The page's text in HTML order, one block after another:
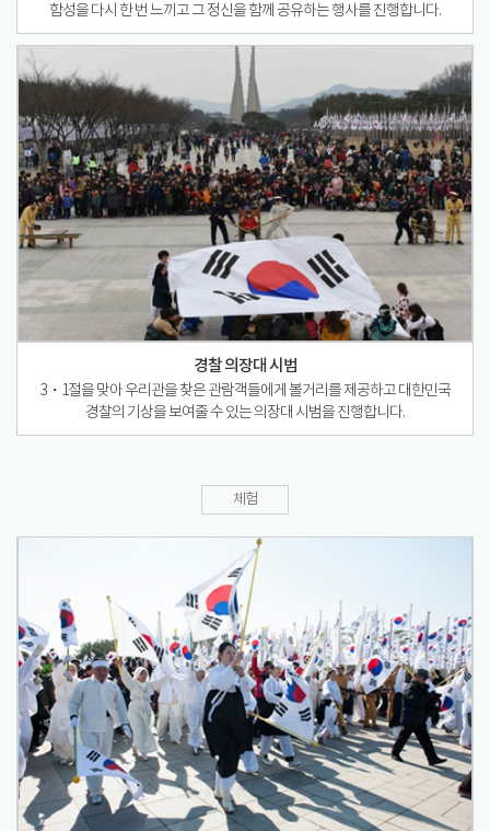
함성을 다시 한 번 느끼고 그 정신을 함께 공유하는 행사를 진행합니다.
경찰 의장대 시범
3・1절을 맞아 우리관을 찾은 관람객들에게 볼거리를 제공하고 대한민국
경찰의 기상을 보여줄 수 있는 의장대 시범을 진행합니다.
체험